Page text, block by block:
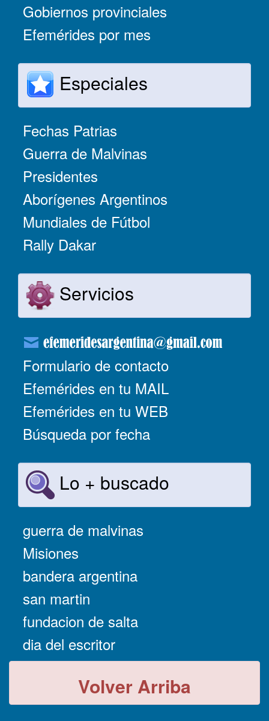
Gobiernos provinciales
Efemérides por mes
Especiales
Fechas Patrias
Guerra de Malvinas
Presidentes
Aborígenes Argentinos
Mundiales de Fútbol
Rally Dakar
Servicios
Formulario de contacto
Efemérides en tu MAIL
Efemérides en tu WEB
Búsqueda por fecha
Lo + buscado
guerra de malvinas
Misiones
bandera argentina
san martin
fundacion de salta
dia del escritor
Volver Arriba